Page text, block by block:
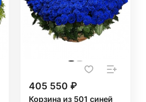
405 550 ₽
Корзина из 501 синей